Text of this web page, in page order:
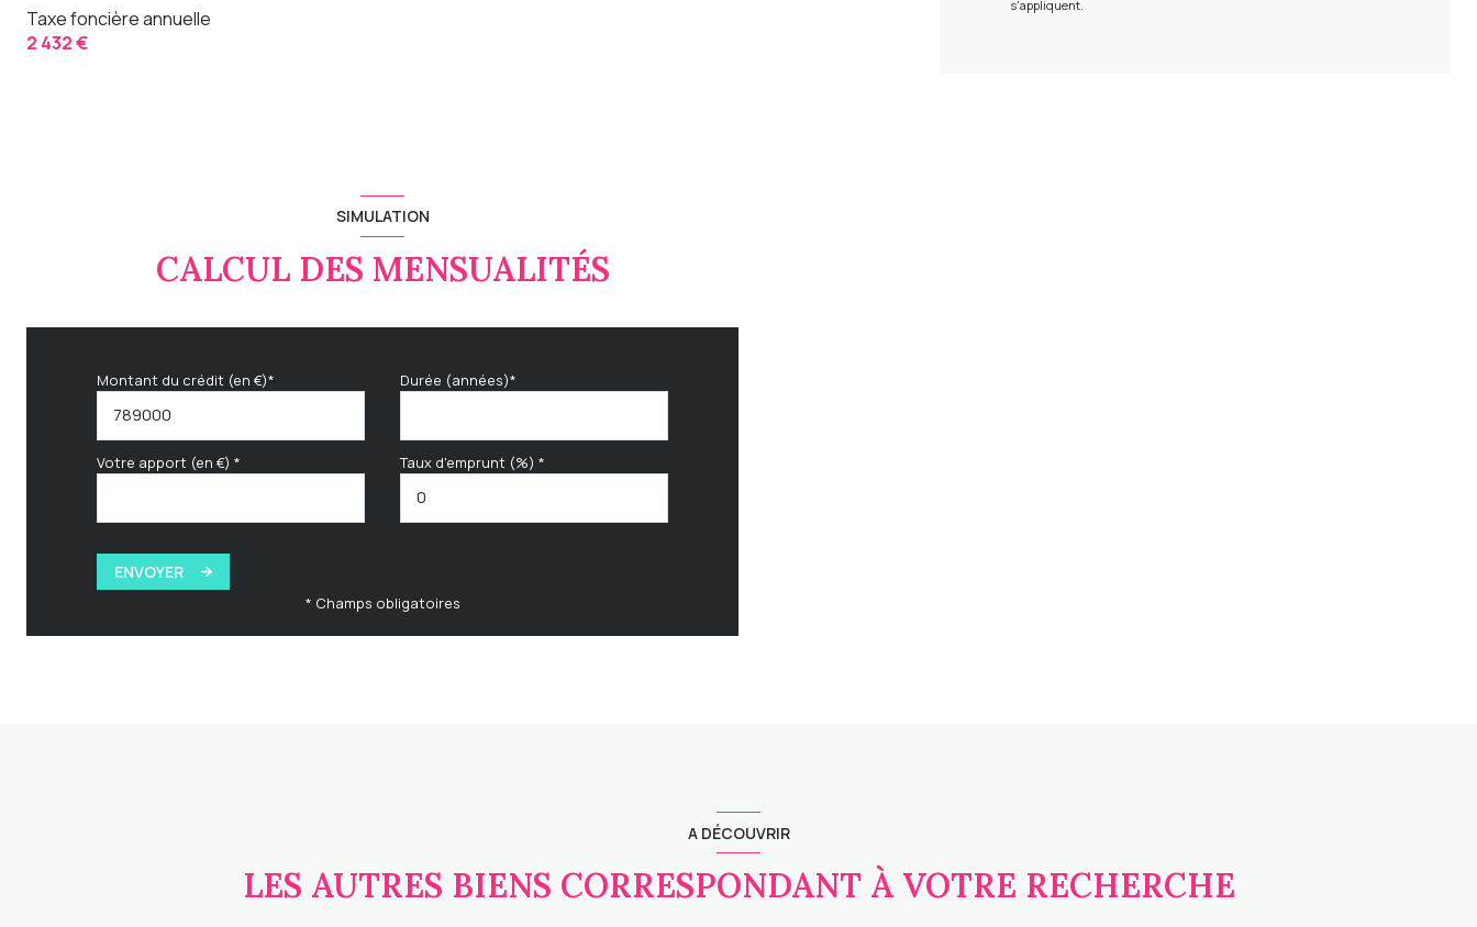
Taxe foncière annuelle
2 432 €
s'appliquent.
SIMULATION
CALCUL DES MENSUALITÉS
Montant du crédit (en €)* Durée (années)*
Votre apport (en €) * Taux d'emprunt (%) *
ENVOYER
* Champs obligatoires
A DÉCOUVRIR
LES AUTRES BIENS CORRESPONDANT À VOTRE RECHERCHE